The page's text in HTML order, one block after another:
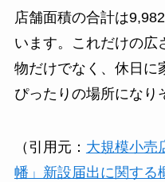
店舗面積の合計は
います。これだけの広
物だけでなく、休日に
ぴったりの場所になり
（引用元： 大規模小売
幡」新設届出に関する